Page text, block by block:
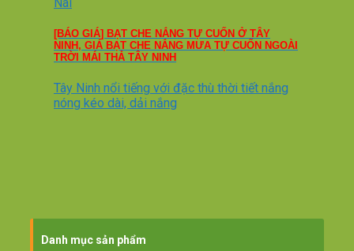
[BÁO GIÁ] BẠT CHE NẮNG TỰ CUỐN Ở TÂY
NINH, GIÁ BẠT CHE NẮNG MƯA TỰ CUỐN NGOÀI
TRỜI MÁI THẢ TÂY NINH
Tây Ninh nổi tiếng với đặc thù thời tiết nắng
nóng kéo dài, dải nắng
Danh mục sản phẩm